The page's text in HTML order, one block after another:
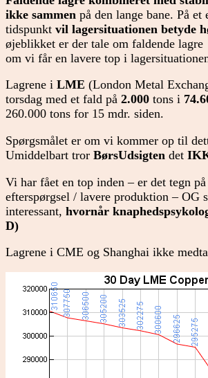
ikke sammen på den lange bane. På et
tidspunkt vil lagersituationen betyde
øjeblikket er der tale om faldende
om vi får en lavere top i
Lagrene i LME (London Metal
torsdag med et fald på 2.000 tons i
260.000 tons for 15 mdr. siden.
Spørgsmålet er om vi kommer op til
Umiddelbart tror BørsUdsigten det
Vi har fået en top inden – er det tegn
efterspørgsel / lavere produktion – OG
interessant, hvornår
D)
Lagrene i CME og Shanghai ikke